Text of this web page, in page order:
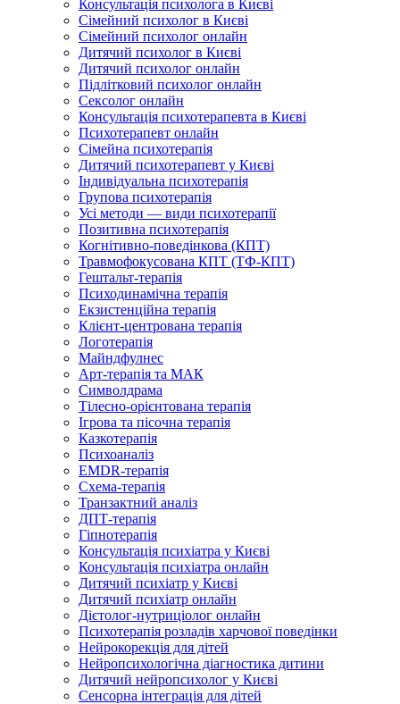
Консультація психолога в Києві
Сімейний психолог в Києві
Сімейний психолог онлайн
Дитячий психолог в Києві
Дитячий психолог онлайн
Підлітковий психолог онлайн
Сексолог онлайн
Консультація психотерапевта в Києві
Психотерапевт онлайн
Сімейна психотерапія
Дитячий психотерапевт у Києві
Індивідуальна психотерапія
Групова психотерапія
Усі методи — види психотерапії
Позитивна психотерапія
Когнітивно-поведінкова (КПТ)
Травмофокусована КПТ (ТФ-КПТ)
Гештальт-терапія
Психодинамічна терапія
Екзистенційна терапія
Клієнт-центрована терапія
Логотерапія
Майндфулнес
Арт-терапія та МАК
Символдрама
Тілесно-орієнтована терапія
Ігрова та пісочна терапія
Казкотерапія
Психоаналіз
EMDR-терапія
Схема-терапія
Транзактний аналіз
ДПТ-терапія
Гіпнотерапія
Консультація психіатра у Києві
Консультація психіатра онлайн
Дитячий психіатр у Києві
Дитячий психіатр онлайн
Дієтолог-нутриціолог онлайн
Психотерапія розладів харчової поведінки
Нейрокорекція для дітей
Нейропсихологічна діагностика дитини
Дитячий нейропсихолог у Києві
Сенсорна інтеграція для дітей